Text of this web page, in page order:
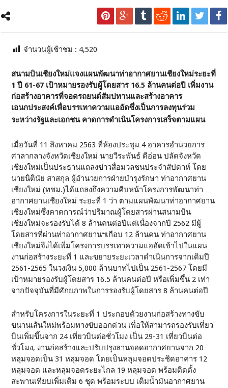
จำนวนผู้เช้าชม : 4,520
สนามบินเชียงใหม่แจงแผนพัฒนาท่าอากาศยานเชียงใหม่ระยะที่
1 ปี 61-67 เป้าหมายรองรับผู้โดยสาร 16.5 ล้านคนต่อปี เพิ่มงาน
ก่อสร้างอาคารที่จอดรถยนต์สัมปทานและสร้างอาคาร
เอนกประสงค์เพื่อบรรเทาความแออัดซึ่งเป็นการลงทุนร่วม
ระหว่างรัฐและเอกชน คาดการดำเนินโครงการเสร็จตามแผน
เมื่อวันที่ 11 สิงหาคม 2563 ที่ห้องประชุม 4 อาคารอำนวยการ
ศาลากลางจังหวัดเชียงใหม่ นายวีระพันธ์ ดีอ่อน ปลัดจังหวัด
เชียงใหม่เป็นประธานแถลงข่าวสื่อมวลชนประจำสัปดาห์ โดย
นายนิตินัย สาสกุล ผู้อำนวยการฝ่ายบำรุงรักษา ท่าอากาศยาน
เชียงใหม่ (ทชม.)ได้แถลงถึงความคืบหน้าโครงการพัฒนาท่า
อากาศยานเชียงใหม่ ระยะที่ 1 ว่า ตามแผนพัฒนาท่าอากาศยาน
เชียงใหม่ซึ่งคาดการณ์ว่าปริมาณผู้โดยสารผ่านสนามบิน
เชียงใหม่จะรองรับได้ 8 ล้านคนต่อปีแต่เนื่องจากปี 2562 มีผู้
โดยสารที่ผ่านท่าอากาศยานฯเกือบ 12 ล้านคน ท่าอากาศยาน
เชียงใหม่จึงได้เพิ่มโครงการบรรเทาความแออัดเข้าไปในแผน
งานก่อสร้างระยะที่ 1 และขยายระยะเวลาดำเนินการจากเดิมปี
2561-2565 ในวงเงิน 5,000 ล้านบาทไปเป็น 2561-2567 โดยมี
เป้าหมายรองรับผู้โดยสาร 16.5 ล้านคนต่อปี หรือเพิ่มขึ้น 2 เท่า
จากปัจจุบันที่มีศักยภาพในการรองรับผู้โดยสาร 8 ล้านคนต่อปี
สำหรับโครงการในระยะที่ 1 ประกอบด้วยงานก่อสร้างทางขับ
ขนานเส้นใหม่พร้อมทางขับออกด่วน เพื่อให้สามารถรองรับเที่ยว
บินเพิ่มขึ้นจาก 24 เที่ยวบินต่อชั่วโมง เป็น 29-31 เที่ยวบินต่อ
ชั่วโมง, งานก่อสร้างและปรับปรุงลานจอดอากาศยานจาก 20
หลุมจอดเป็น 31 หลุมจอด โดยเป็นหลุมจอดประชิดอาคาร 12
หลุมจอด และหลุมจอดระยะไกล 19 หลุมจอด พร้อมติดตั้ง
สะพานเทียบเพิ่มเติม 6 ชุด พร้อมระบบ เติมน้ำมันอากาศยาน